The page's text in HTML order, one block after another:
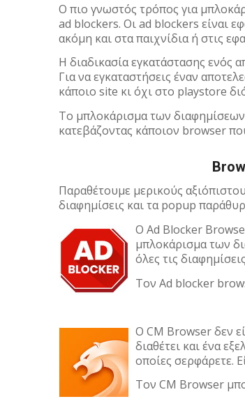
Ο πιο γνωστός τρόπος για
ad blockers. Οι ad blockers είναι
ακόμη και στα παιχνίδια ή στις
Η διαδικασία εγκατάστασης ενός
Για να εγκαταστήσεις έναν
κάποιο site κι όχι στο playstore
To μπλοκάρισμα των
κατεβάζοντας κάποιον browser
Παραθέτουμε μερικoύς
διαφημίσεις και τα popup
Ο Ad Blocker
μπλοκάρισμα των
όλες τις
Τον Ad blocker
O CM Browser δεν
διαθέτει και ένα
οποίες σερφάρετε.
Τον CM Browser